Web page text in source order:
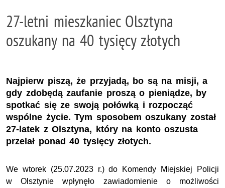
27-letni mieszkaniec Olsztyna
oszukany na 40 tysięcy złotych
Najpierw piszą, że przyjadą, bo są na misji, a
gdy zdobędą zaufanie proszą o pieniądze, by
spotkać się ze swoją połówką i rozpocząć
wspólne życie. Tym sposobem oszukany został
27-latek z Olsztyna, który na konto oszusta
przelał ponad 40 tysięcy złotych.
We wtorek (25.07.2023 r.) do Komendy Miejskiej Policji
w Olsztynie wpłynęło zawiadomienie o możliwości